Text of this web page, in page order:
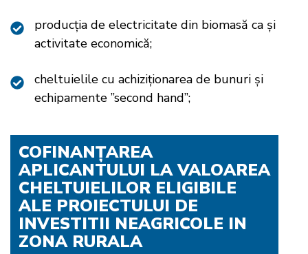
producţia de electricitate din biomasă ca şi
activitate economică;
cheltuielile cu achiziţionarea de bunuri și
echipamente ”second hand”;
COFINANȚAREA
APLICANTULUI LA VALOAREA
CHELTUIELILOR ELIGIBILE
ALE PROIECTULUI DE
INVESTITII NEAGRICOLE IN
ZONA RURALA